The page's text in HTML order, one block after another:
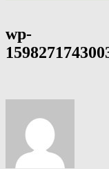
wp-